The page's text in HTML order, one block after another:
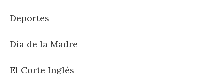
Deportes
Día de la Madre
El Corte Inglés